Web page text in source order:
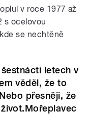
v roce 1977 až
s ocelovou
se nechtěně
letech v
věděl, že to
přesněji, že